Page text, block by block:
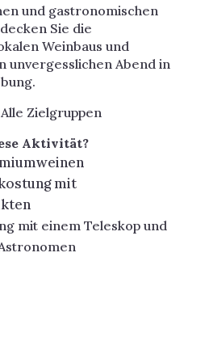
und gastronomischen
Sie die
Weinbaus und
unvergesslichen Abend in
Zielgruppen
Aktivität?
mit
mit einem Teleskop und